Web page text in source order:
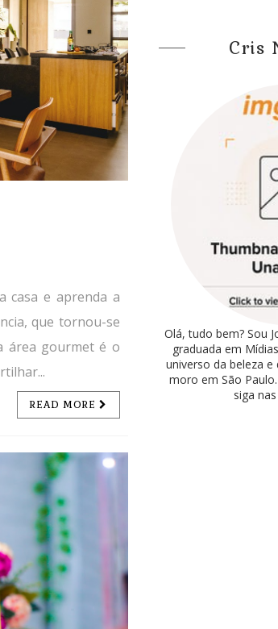
casa e aprenda a
que tornou-se
área gourmet é o
READ MORE
Cris
Olá, tudo bem? Sou
graduada em
universo da beleza
moro em São
siga